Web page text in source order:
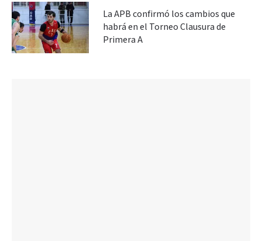
La APB confirmó los cambios que
habrá en el Torneo Clausura de
Primera A